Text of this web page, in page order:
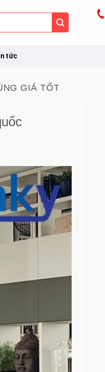
tức
GIÁ TỐT